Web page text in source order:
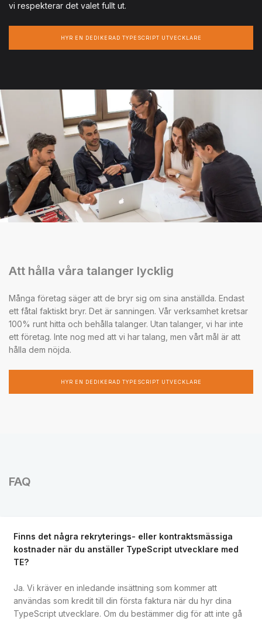
vi respekterar det valet fullt ut.
HYR EN DEDIKERAD TYPESCRIPT UTVECKLARE
Att hålla våra talanger lycklig
Många företag säger att de bryr sig om sina anställda. Endast
ett fåtal faktiskt bryr. Det är sanningen. Vår verksamhet kretsar
100% runt hitta och behålla talanger. Utan talanger, vi har inte
ett företag. Inte nog med att vi har talang, men vårt mål är att
hålla dem nöjda.
HYR EN DEDIKERAD TYPESCRIPT UTVECKLARE
FAQ
Finns det några rekryterings- eller kontraktsmässiga
kostnader när du anställer TypeScript utvecklare med
TE?
Ja. Vi kräver en inledande insättning som kommer att
användas som kredit till din första faktura när du hyr dina
TypeScript utvecklare. Om du bestämmer dig för att inte gå